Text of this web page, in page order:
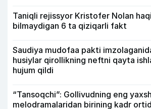
Taniqli rejissyor Kristofer Nolan
bilmaydigan 6 ta qiziqarli fakt
Saudiya mudofaa pakti
husiylar qirollikning neftni qayta
hujum qildi
“Tansoqchi”: Gollivudning eng
melodramalaridan birining kadr